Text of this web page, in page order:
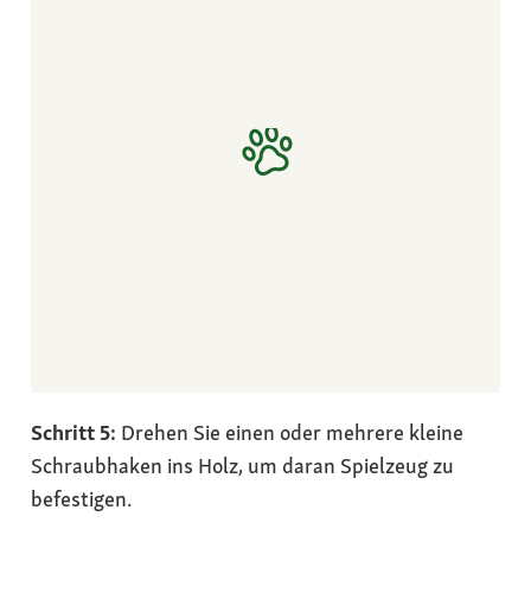
Schritt 5: Drehen Sie einen oder mehrere kleine
Schraubhaken ins Holz, um daran Spielzeug zu
befestigen.